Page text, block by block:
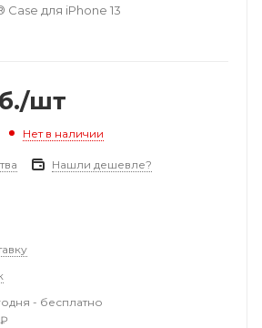
для iPhone 13
/шт
Нет в наличии
Нашли дешевле?
- бесплатно